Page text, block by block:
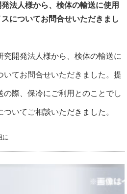
法人様から、検体の輸送に使用
についてお問合せいただきまし
究開発法人様から、検体の輸送に
いてお問合せいただきました。提
際、保冷にご利用とのことでし
いてご相談いただきました。
に